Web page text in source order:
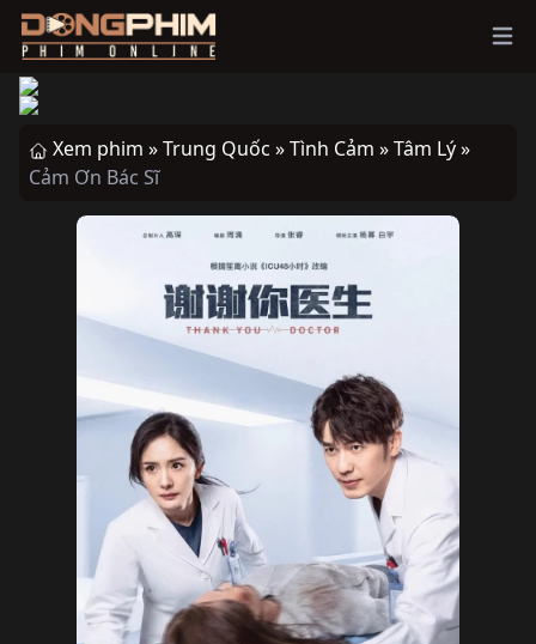
Xem phim »Trung Quốc »Tình Cảm »Tâm Lý »
Cảm Ơn Bác Sĩ